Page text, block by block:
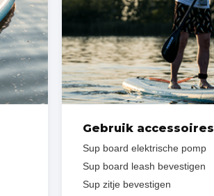
Gebruik accessoires
Sup board elektrische pomp
Sup board leash bevestigen
Sup zitje bevestigen